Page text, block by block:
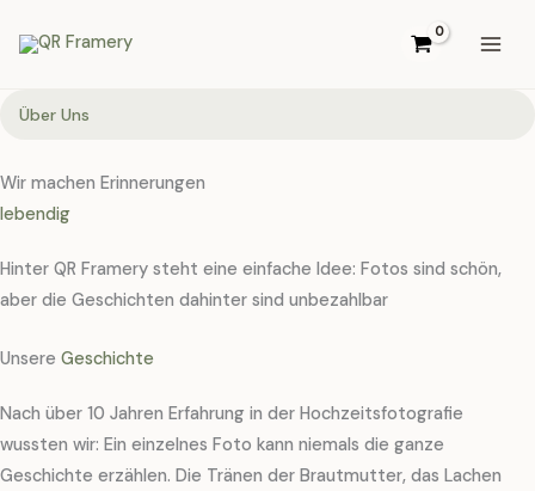
Inhalt
Über Uns
Wir machen Erinnerungen
lebendig
Hinter QR Framery steht eine einfache Idee: Fotos sind schön,
aber die Geschichten dahinter sind unbezahlbar
Unsere Geschichte
Nach über 10 Jahren Erfahrung in der Hochzeitsfotografie
wussten wir: Ein einzelnes Foto kann niemals die ganze
Geschichte erzählen. Die Tränen der Brautmutter, das Lachen